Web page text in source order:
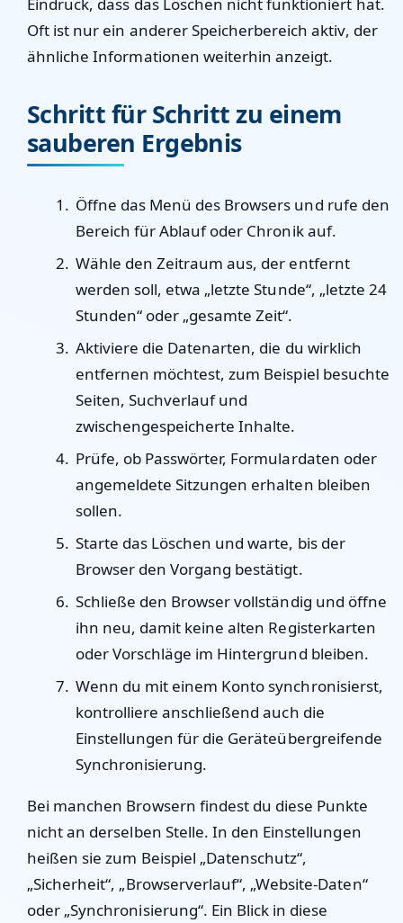
Oft ist nur ein anderer Speicherbereich aktiv, der
ähnliche Informationen weiterhin anzeigt.
Schritt für Schritt zu einem
sauberen Ergebnis
Öffne das Menü des Browsers und rufe den
Bereich für Ablauf oder Chronik auf.
Wähle den Zeitraum aus, der entfernt
werden soll, etwa „letzte Stunde“, „letzte 24
Stunden“ oder „gesamte Zeit“.
Aktiviere die Datenarten, die du wirklich
entfernen möchtest, zum Beispiel besuchte
Seiten, Suchverlauf und
zwischengespeicherte Inhalte.
Prüfe, ob Passwörter, Formulardaten oder
angemeldete Sitzungen erhalten bleiben
sollen.
Starte das Löschen und warte, bis der
Browser den Vorgang bestätigt.
Schließe den Browser vollständig und öffne
ihn neu, damit keine alten Registerkarten
oder Vorschläge im Hintergrund bleiben.
Wenn du mit einem Konto synchronisierst,
kontrolliere anschließend auch die
Einstellungen für die Geräteübergreifende
Synchronisierung.
Bei manchen Browsern findest du diese Punkte
nicht an derselben Stelle. In den Einstellungen
heißen sie zum Beispiel „Datenschutz“,
„Sicherheit“, „Browserverlauf“, „Website-Daten“
oder „Synchronisierung“. Ein Blick in diese